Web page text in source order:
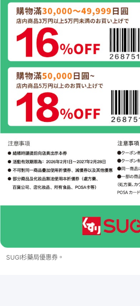
SUGI杉藥局優惠券。